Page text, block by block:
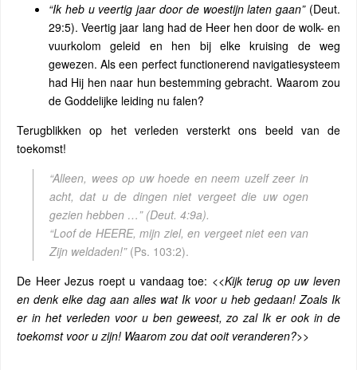
“Ik heb u veertig jaar door de woestijn laten gaan”(Deut.
29:5). Veertig jaar lang had de Heer hen door de wolk- en
vuurkolom geleid en hen bij elke kruising de weg
gewezen. Als een perfect functionerend navigatiesysteem
had Hij hen naar hun bestemming gebracht. Waarom zou
de Goddelijke leiding nu falen?
Terugblikken op het verleden versterkt ons beeld van de
toekomst!
“Alleen, wees op uw hoede en neem uzelf zeer in
acht, dat u de dingen niet vergeet die uw ogen
gezien hebben …”(Deut. 4:9a).
“Loof de HEERE, mijn ziel, en vergeet niet een van
Zijn weldaden!”(Ps. 103:2).
De Heer Jezus roept u vandaag toe: <<Kijk terug op uw leven
en denk elke dag aan alles wat Ik voor u heb gedaan! Zoals Ik
er in het verleden voor u ben geweest, zo zal Ik er ook in de
toekomst voor u zijn! Waarom zou dat ooit veranderen?>>